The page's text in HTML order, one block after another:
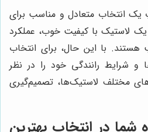
یک انتخاب متعادل و مناسب برای
یک لاستیک با کیفیت خوب، عملکرد
هستند. با این حال، برای انتخاب
و شرایط رانندگی خود را در نظر
مختلف لاستیک‌ها، تصمیم‌گیری
شما در انتخاب بهترین